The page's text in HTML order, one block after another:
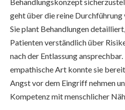
Behandlungskonzept
geht über die reine Durchführung
Sie plant Behandlungen
Patienten verständlich über
nach der Entlassung
empathische Art konnte sie
Angst vor dem Eingriff nehmen
Kompetenz mit menschlicher